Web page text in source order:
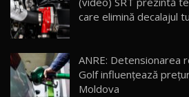
13:10
17 20:06
care elimină decalajul
ANRE: Detensionarea
Golf influențează
Moldova